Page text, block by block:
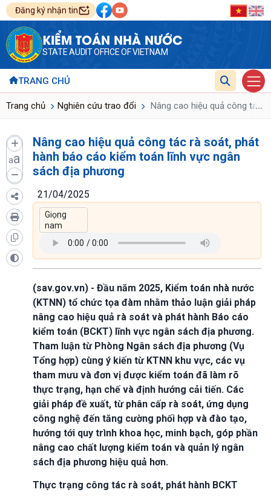
Đăng ký nhận tin
KIỂM TOÁN NHÀ NƯỚC
STATE AUDIT OFFICE OF VIETNAM
TRANG CHỦ
Trang chủ Nghiên cứu trao đổi Nâng cao hiệu quả công tác
...
aa
Nâng cao hiệu quả công tác rà soát, phát
hành báo cáo kiểm toán lĩnh vực ngân
sách địa phương
21/04/2025
(sav.gov.vn) - Đầu năm 2025, Kiểm toán nhà nước
(KTNN) tổ chức tọa đàm nhằm thảo luận giải pháp
nâng cao hiệu quả rà soát và phát hành Báo cáo
kiểm toán (BCKT) lĩnh vực ngân sách địa phương.
Tham luận từ Phòng Ngân sách địa phương (Vụ
Tổng hợp) cùng ý kiến từ KTNN khu vực, các vụ
tham mưu và đơn vị được kiểm toán đã làm rõ
thực trạng, hạn chế và định hướng cải tiến. Các
giải pháp đề xuất, từ phân cấp rà soát, ứng dụng
công nghệ đến tăng cường phối hợp và đào tạo,
hướng tới quy trình khoa học, minh bạch, góp phần
nâng cao chất lượng kiểm toán và quản lý ngân
sách địa phương hiệu quả hơn.
Thực trạng công tác rà soát, phát hành BCKT